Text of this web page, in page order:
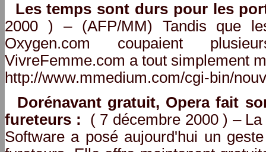
Les temps sont durs pour les
2000 ) – (AFP/MM) Tandis que
Oxygen.com coupaient
VivreFemme.com a tout simplement
http://www.mmedium.com/cgi-bin/
Dorénavant gratuit, Opera fait
fureteurs : ( 7 décembre 2000 ) –
Software a posé aujourd'hui un